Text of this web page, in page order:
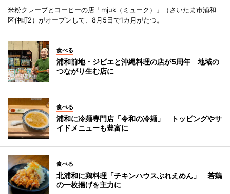
米粉クレープとコーヒーの店「mjuk（ミューク）」（さいたま市浦和
区仲町2）がオープンして、8月5日で1カ月がたつ。
食べる
浦和前地・ジビエと沖縄料理の店が5周年 地域の
つながり生む店に
食べる
浦和に冷麺専門店「令和の冷麺」 トッピングやサ
イドメニューも豊富に
食べる
北浦和に鶏料理「チキンハウスぶれえめん」 若鶏
の一枚揚げを主力に